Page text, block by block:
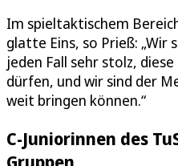
Im spieltaktischem
glatte Eins, so Prieß: „Wir
jeden Fall sehr stolz,
dürfen, und wir sind der
weit bringen können.“
C-Juniorinnen des